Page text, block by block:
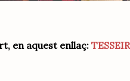
en aquest enllaç: